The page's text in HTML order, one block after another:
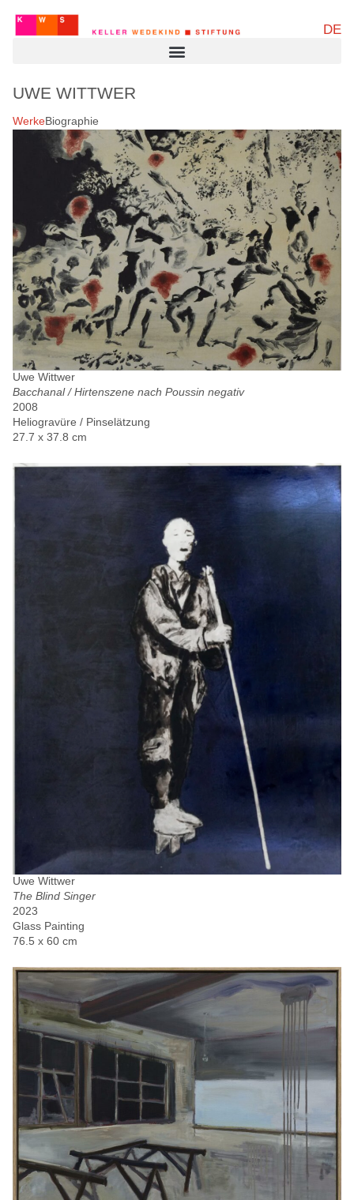
DE
UWE WITTWER
WerkeBiographie
Uwe Wittwer
Bacchanal / Hirtenszene nach Poussin negativ
2008
Heliogravüre / Pinselätzung
27.7 x 37.8 cm
Uwe Wittwer
The Blind Singer
2023
Glass Painting
76.5 x 60 cm